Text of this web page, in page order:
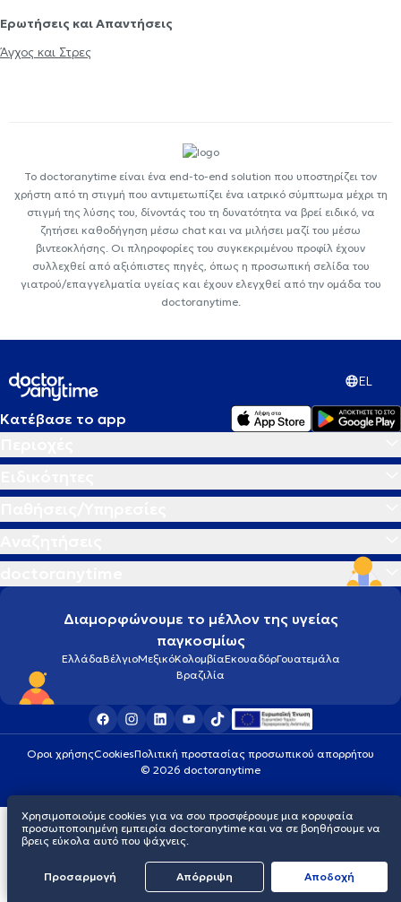
Ερωτήσεις και Απαντήσεις
Άγχος και Στρες
Το doctoranytime είναι ένα end-to-end solution που υποστηρίζει τον
χρήστη από τη στιγμή που αντιμετωπίζει ένα ιατρικό σύμπτωμα μέχρι τη
στιγμή της λύσης του, δίνοντάς του τη δυνατότητα να βρεί ειδικό, να
ζητήσει καθοδήγηση μέσω chat και να μιλήσει μαζί του μέσω
βιντεοκλήσης. Οι πληροφορίες του συγκεκριμένου προφίλ έχουν
συλλεχθεί από αξιόπιστες πηγές, όπως η προσωπική σελίδα του
γιατρού/επαγγελματία υγείας και έχουν ελεγχθεί από την ομάδα του
doctoranytime.
EL
Κατέβασε το app
Διαμορφώνουμε το μέλλον της υγείας
παγκοσμίως
ΕλλάδαΒέλγιοΜεξικόΚολομβίαΕκουαδόρΓουατεμάλα
Βραζιλία
Οροι χρήσηςCookiesΠολιτική προστασίας προσωπικού απορρήτου
© 2026 doctoranytime
Χρησιμοποιούμε cookies για να σου προσφέρουμε μια κορυφαία
προσωποποιημένη εμπειρία doctoranytime και να σε βοηθήσουμε να
βρεις εύκολα αυτό που ψάχνεις.
Προσαρμογή Απόρριψη Aποδοχή